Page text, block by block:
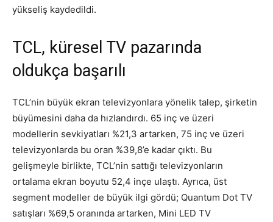
yükseliş kaydedildi.
TCL, küresel TV pazarında
oldukça başarılı
TCL’nin büyük ekran televizyonlara yönelik talep, şirketin
büyümesini daha da hızlandırdı. 65 inç ve üzeri
modellerin sevkiyatları %21,3 artarken, 75 inç ve üzeri
televizyonlarda bu oran %39,8’e kadar çıktı. Bu
gelişmeyle birlikte, TCL’nin sattığı televizyonların
ortalama ekran boyutu 52,4 inçe ulaştı. Ayrıca, üst
segment modeller de büyük ilgi gördü; Quantum Dot TV
satışları %69,5 oranında artarken, Mini LED TV